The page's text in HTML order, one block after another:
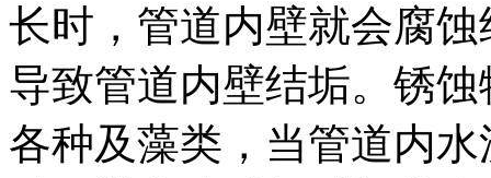
长时，管道内壁就会腐
导致管道内壁结垢。锈
各种及藻类，当管道内